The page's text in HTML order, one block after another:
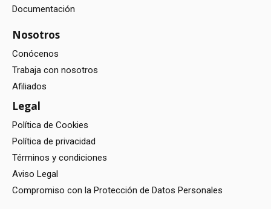
Documentación
Nosotros
Conócenos
Trabaja con nosotros
Afiliados
Legal
Política de Cookies
Política de privacidad
Términos y condiciones
Aviso Legal
Compromiso con la Protección de Datos Personales